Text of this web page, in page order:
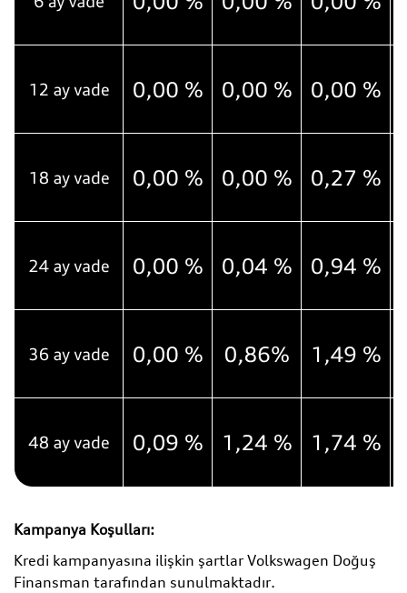
Kampanya Koşulları:
Kredi kampanyasına ilişkin şartlar Volkswagen Doğuş
Finansman tarafından sunulmaktadır.